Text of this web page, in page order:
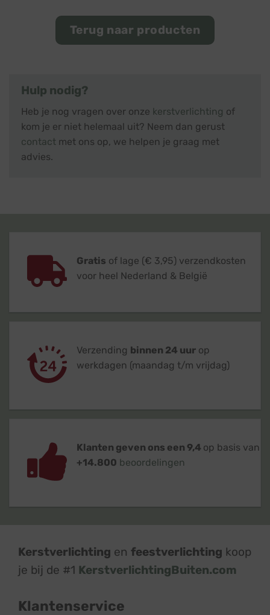
Terug naar producten
Hulp nodig?
Heb je nog vragen over onze kerstverlichting of
kom je er niet helemaal uit? Neem dan gerust
contact met ons op, we helpen je graag met
advies.
Gratis of lage (€ 3,95) verzendkosten
voor heel Nederland & België
Verzending binnen 24 uur op
werkdagen (maandag t/m vrijdag)
Klanten geven ons een 9,4 op basis van
+14.800 beoordelingen
Kerstverlichting en feestverlichting koop
je bij de #1 KerstverlichtingBuiten.com
Klantenservice